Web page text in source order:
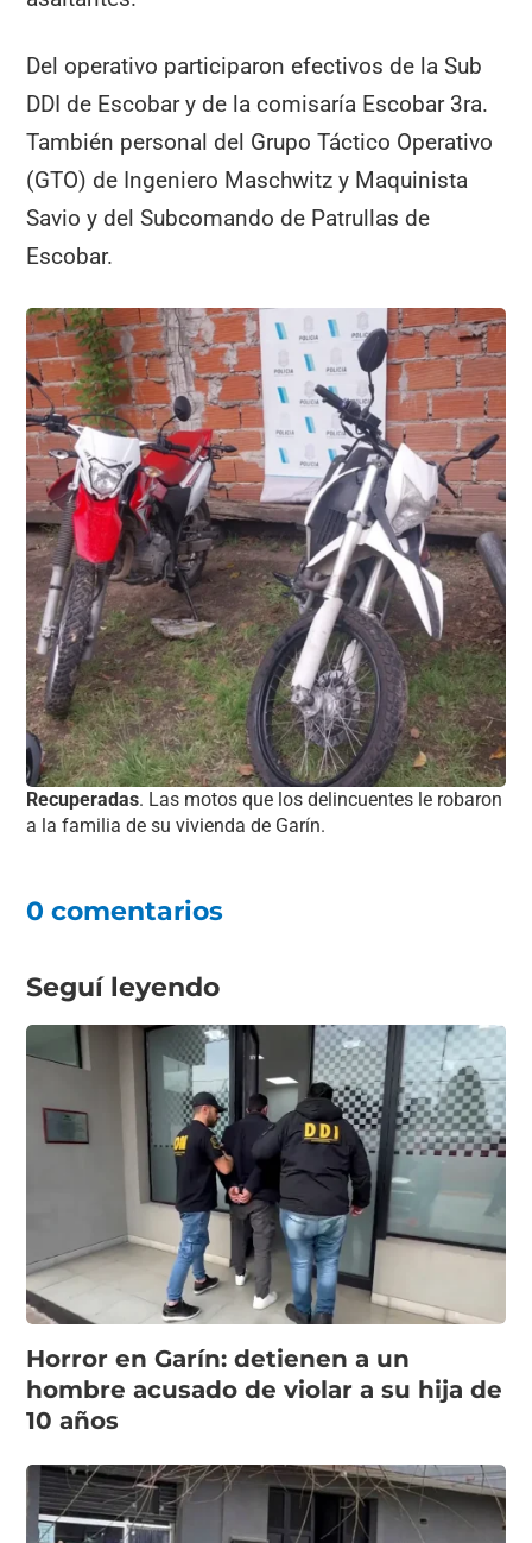
Del operativo participaron efectivos de la Sub
DDI de Escobar y de la comisaría Escobar 3ra.
También personal del Grupo Táctico Operativo
(GTO) de Ingeniero Maschwitz y Maquinista
Savio y del Subcomando de Patrullas de
Escobar.
Recuperadas. Las motos que los delincuentes le robaron
a la familia de su vivienda de Garín.
0 comentarios
Seguí leyendo
Horror en Garín: detienen a un
hombre acusado de violar a su hija de
10 años